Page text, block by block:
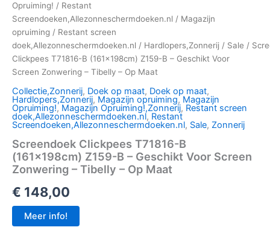
Opruiming! / Restant
Screendoeken,Allezonneschermdoeken.nl / Magazijn
opruiming / Restant screen
doek,Allezonneschermdoeken.nl / Hardlopers,Zonnerij / Sale /
Clickpees T71816-B (161x198cm) Z159-B – Geschikt Voor
Screen Zonwering – Tibelly – Op Maat
Collectie,Zonnerij, Doek op maat, Doek op maat,
Hardlopers,Zonnerij, Magazijn opruiming, Magazijn
Opruiming!, Magazijn Opruiming!,Zonnerij, Restant screen
doek,Allezonneschermdoeken.nl, Restant
Screendoeken,Allezonneschermdoeken.nl, Sale, Zonnerij
Screendoek Clickpees T71816-B
(161x198cm) Z159-B – Geschikt Voor Screen
Zonwering – Tibelly – Op Maat
€ 148,00
Meer info!